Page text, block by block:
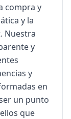
compra y
y la
Nuestra
y
y
en
un punto
que